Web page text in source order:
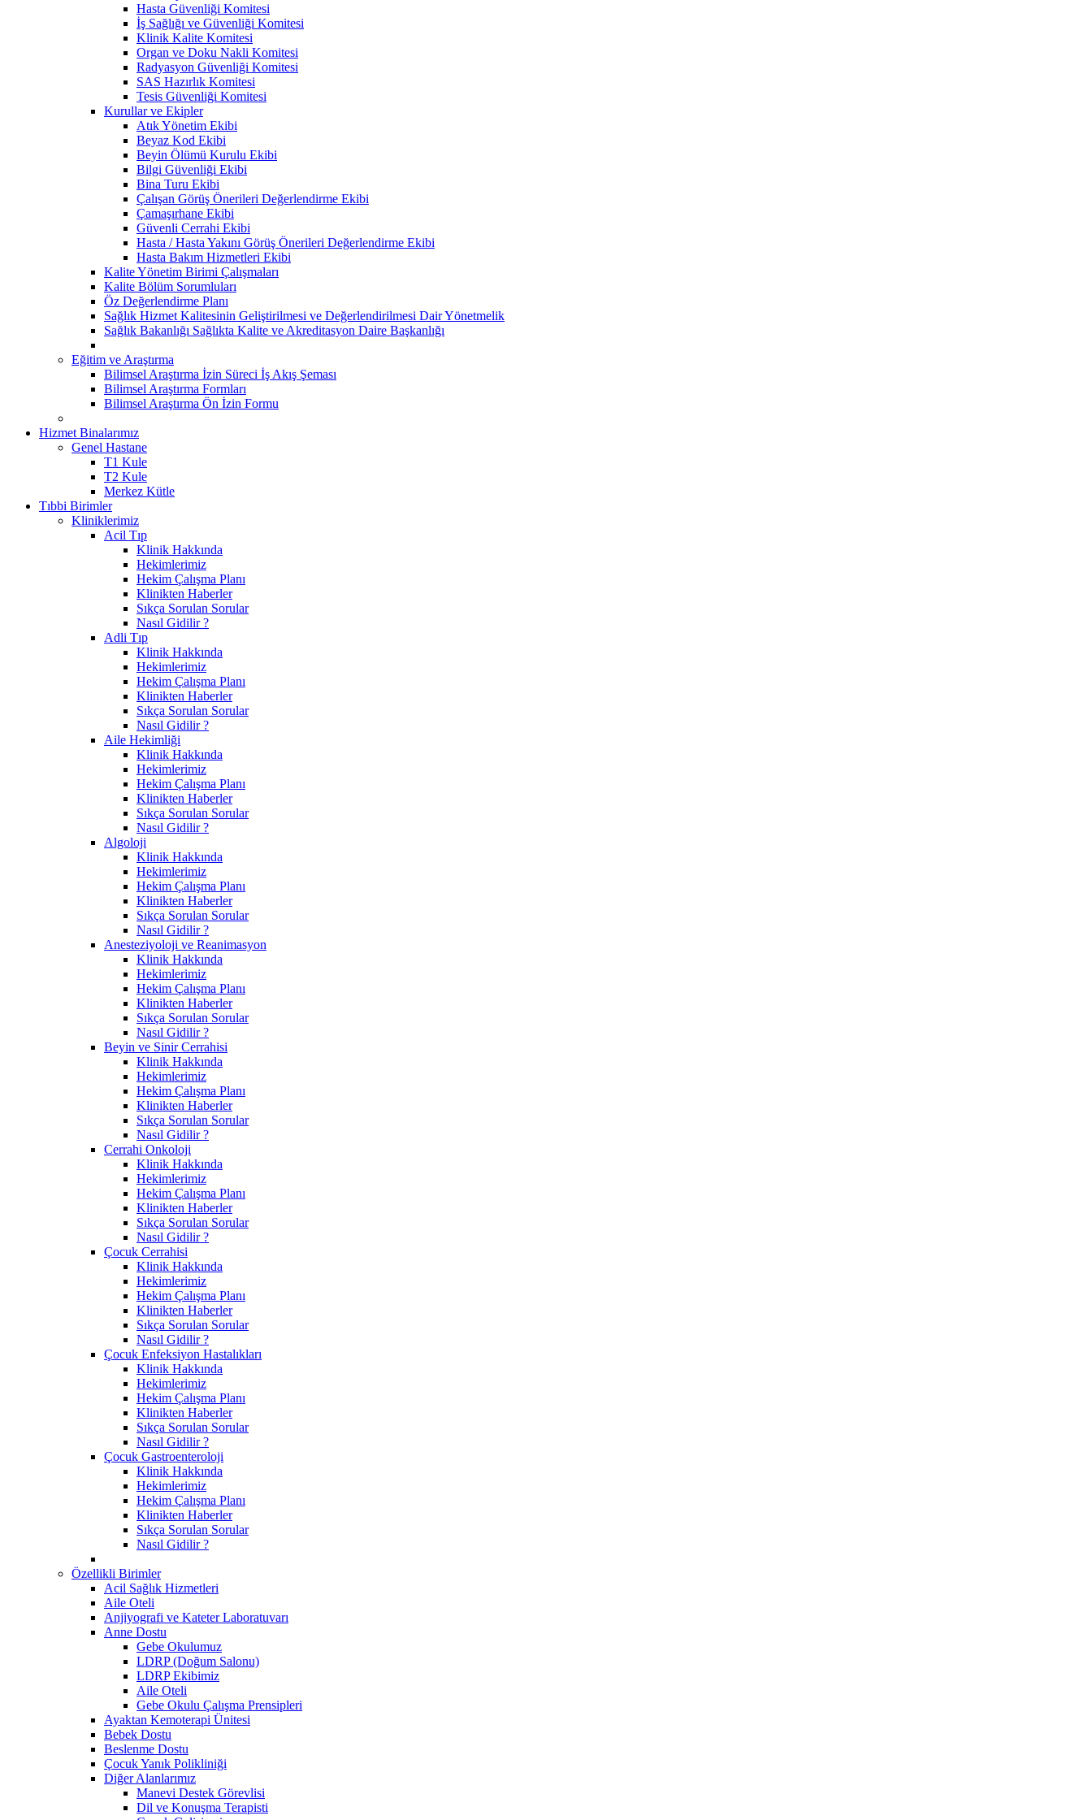
Hasta Güvenliği Komitesi
İş Sağlığı ve Güvenliği Komitesi
Klinik Kalite Komitesi
Organ ve Doku Nakli Komitesi
Radyasyon Güvenliği Komitesi
SAS Hazırlık Komitesi
Tesis Güvenliği Komitesi
Kurullar ve Ekipler
Atık Yönetim Ekibi
Beyaz Kod Ekibi
Beyin Ölümü Kurulu Ekibi
Bilgi Güvenliği Ekibi
Bina Turu Ekibi
Çalışan Görüş Önerileri Değerlendirme Ekibi
Çamaşırhane Ekibi
Güvenli Cerrahi Ekibi
Hasta / Hasta Yakını Görüş Önerileri Değerlendirme Ekibi
Hasta Bakım Hizmetleri Ekibi
Kalite Yönetim Birimi Çalışmaları
Kalite Bölüm Sorumluları
Öz Değerlendirme Planı
Sağlık Hizmet Kalitesinin Geliştirilmesi ve Değerlendirilmesi Dair Yönetmelik
Sağlık Bakanlığı Sağlıkta Kalite ve Akreditasyon Daire Başkanlığı
Eğitim ve Araştırma
Bilimsel Araştırma İzin Süreci İş Akış Şeması
Bilimsel Araştırma Formları
Bilimsel Araştırma Ön İzin Formu
Hizmet Binalarımız
Genel Hastane
T1 Kule
T2 Kule
Merkez Kütle
Tıbbi Birimler
Kliniklerimiz
Acil Tıp
Klinik Hakkında
Hekimlerimiz
Hekim Çalışma Planı
Klinikten Haberler
Sıkça Sorulan Sorular
Nasıl Gidilir ?
Adli Tıp
Klinik Hakkında
Hekimlerimiz
Hekim Çalışma Planı
Klinikten Haberler
Sıkça Sorulan Sorular
Nasıl Gidilir ?
Aile Hekimliği
Klinik Hakkında
Hekimlerimiz
Hekim Çalışma Planı
Klinikten Haberler
Sıkça Sorulan Sorular
Nasıl Gidilir ?
Algoloji
Klinik Hakkında
Hekimlerimiz
Hekim Çalışma Planı
Klinikten Haberler
Sıkça Sorulan Sorular
Nasıl Gidilir ?
Anesteziyoloji ve Reanimasyon
Klinik Hakkında
Hekimlerimiz
Hekim Çalışma Planı
Klinikten Haberler
Sıkça Sorulan Sorular
Nasıl Gidilir ?
Beyin ve Sinir Cerrahisi
Klinik Hakkında
Hekimlerimiz
Hekim Çalışma Planı
Klinikten Haberler
Sıkça Sorulan Sorular
Nasıl Gidilir ?
Cerrahi Onkoloji
Klinik Hakkında
Hekimlerimiz
Hekim Çalışma Planı
Klinikten Haberler
Sıkça Sorulan Sorular
Nasıl Gidilir ?
Çocuk Cerrahisi
Klinik Hakkında
Hekimlerimiz
Hekim Çalışma Planı
Klinikten Haberler
Sıkça Sorulan Sorular
Nasıl Gidilir ?
Çocuk Enfeksiyon Hastalıkları
Klinik Hakkında
Hekimlerimiz
Hekim Çalışma Planı
Klinikten Haberler
Sıkça Sorulan Sorular
Nasıl Gidilir ?
Çocuk Gastroenteroloji
Klinik Hakkında
Hekimlerimiz
Hekim Çalışma Planı
Klinikten Haberler
Sıkça Sorulan Sorular
Nasıl Gidilir ?
Özellikli Birimler
Acil Sağlık Hizmetleri
Aile Oteli
Anjiyografi ve Kateter Laboratuvarı
Anne Dostu
​Gebe Okulumuz
LDRP (Doğum Salonu)
LDRP Ekibimiz
Aile Oteli
Gebe Okulu Çalışma Prensipleri
Ayaktan Kemoterapi Ünitesi
Bebek Dostu
Beslenme Dostu
Çocuk Yanık Polikliniği
Diğer Alanlarımız
Manevi Destek Görevlisi
Dil ve Konuşma Terapisti